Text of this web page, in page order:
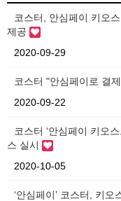
코스터, 안심페이 키오
제공
2020-09-29
코스터 "안심페이로 결
2020-09-22
코스터 ‘안심페이 키오
스 실시
2020-10-05
‘안심페이’ 코스터, 키